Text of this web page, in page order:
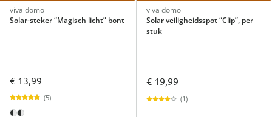
viva domo
Solar-steker “Magisch licht” bont
€ 13,99
(5)
viva domo
Solar veiligheidsspot “Clip”, per
stuk
€ 19,99
(1)